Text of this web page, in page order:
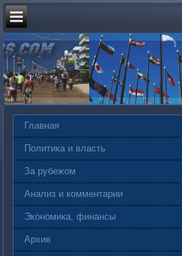
Главная
Политика и власть
За рубежом
Анализ и комментарии
Экономика, финансы
Архив